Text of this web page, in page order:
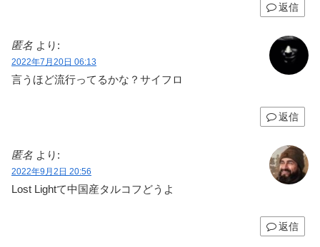
返信
匿名 より:
2022年7月20日 06:13
言うほど流行ってるかな？サイフロ
返信
匿名 より:
2022年9月2日 20:56
Lost Lightて中国産タルコフどうよ
返信